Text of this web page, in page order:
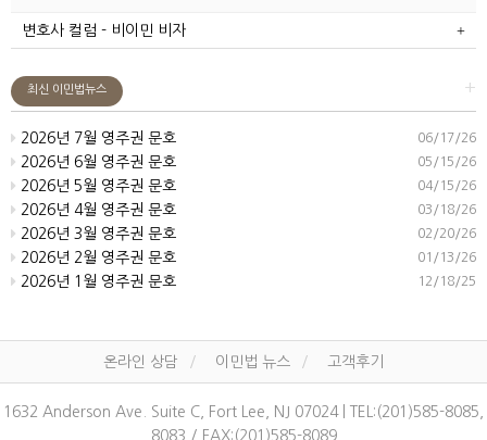
변호사 컬럼 - 비이민 비자
+
최신 이민법뉴스
06/17/26
2026년 7월 영주권 문호
05/15/26
2026년 6월 영주권 문호
04/15/26
2026년 5월 영주권 문호
03/18/26
2026년 4월 영주권 문호
02/20/26
2026년 3월 영주권 문호
01/13/26
2026년 2월 영주권 문호
12/18/25
2026년 1월 영주권 문호
온라인 상담 이민법 뉴스 고객후기
1632 Anderson Ave. Suite C, Fort Lee, NJ 07024 | TEL:(201)585-8085,
8083 / FAX:(201)585-8089